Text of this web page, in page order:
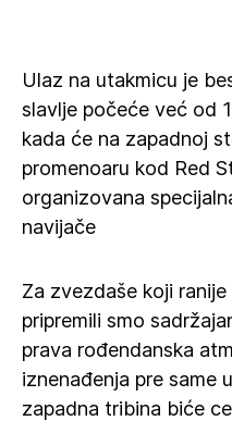
Ulaz na utakmicu je
slavlje počeće već od
kada će na zapadnoj
promenoaru kod Red
organizovana
navijače
Za zvezdaše koji
pripremili smo
prava rođendanska
iznenađenja pre same
zapadna tribina biće